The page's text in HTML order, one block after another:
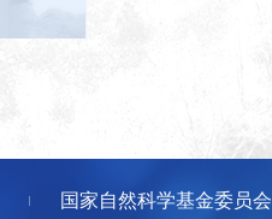
国家自然科学基金委员会